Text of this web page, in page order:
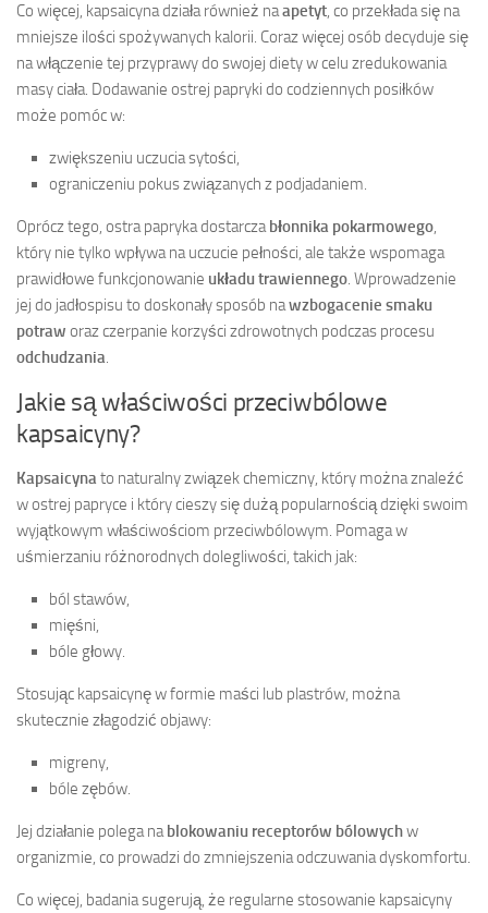
Co więcej, kapsaicyna działa również naapetyt, co przekłada się na
mniejsze ilości spożywanych kalorii. Coraz więcej osób decyduje się
na włączenie tej przyprawy do swojej diety w celu zredukowania
masy ciała. Dodawanie ostrej papryki do codziennych posiłków
może pomóc w:
zwiększeniu uczucia sytości,
ograniczeniu pokus związanych z podjadaniem.
Oprócz tego, ostra papryka dostarczabłonnika pokarmowego,
który nie tylko wpływa na uczucie pełności, ale także wspomaga
prawidłowe funkcjonowanie układu trawiennego. Wprowadzenie
jej do jadłospisu to doskonały sposób nawzbogacenie smaku
potraw oraz czerpanie korzyści zdrowotnych podczas procesu
odchudzania.
Jakie są właściwości przeciwbólowe
kapsaicyny?
Kapsaicynato naturalny związek chemiczny, który można znaleźć
w ostrej papryce i który cieszy się dużą popularnością dzięki swoim
wyjątkowym właściwościom przeciwbólowym. Pomaga w
uśmierzaniu różnorodnych dolegliwości, takich jak:
ból stawów,
mięśni,
bóle głowy.
Stosując kapsaicynę w formie maści lub plastrów, można
skutecznie złagodzić objawy:
migreny,
bóle zębów.
Jej działanie polega nablokowaniu receptorów bólowychw
organizmie, co prowadzi do zmniejszenia odczuwania dyskomfortu.
Co więcej, badania sugerują, że regularne stosowanie kapsaicyny